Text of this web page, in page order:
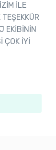
İLE
EKİBİNİN
ÇOK İYİ